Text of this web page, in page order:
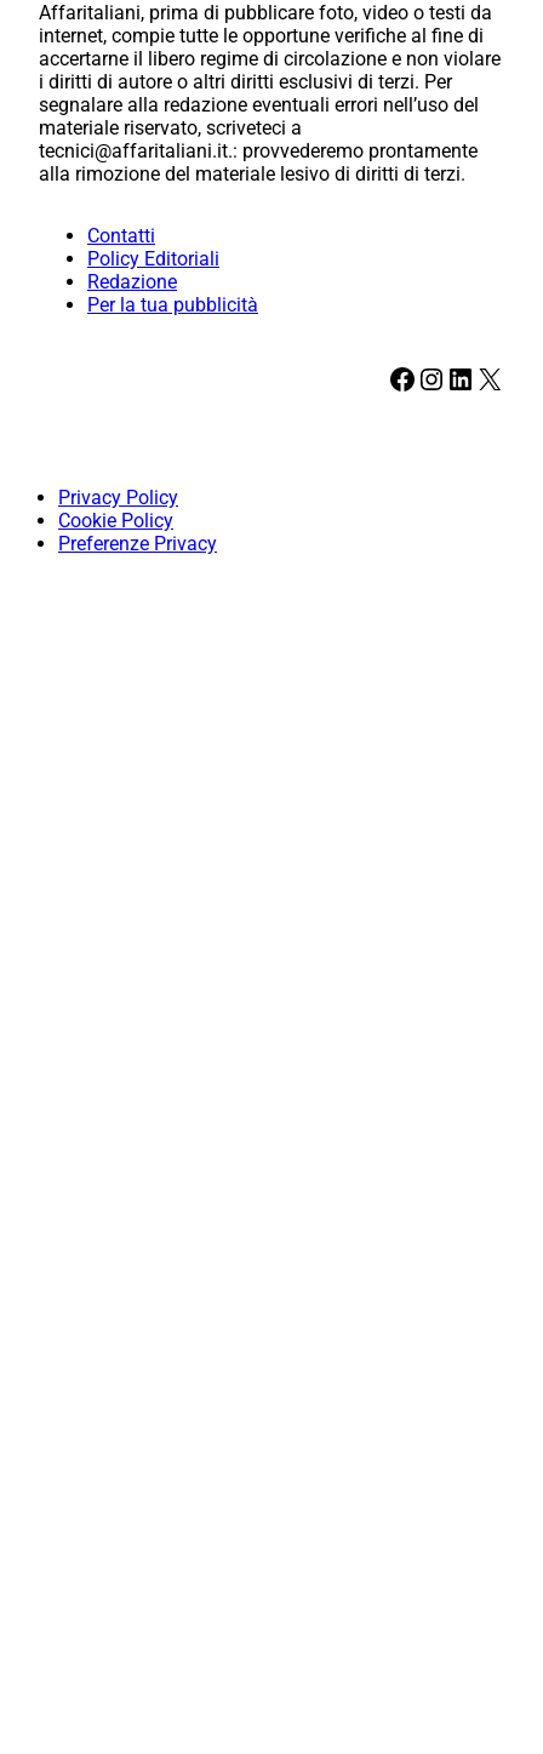
Affaritaliani, prima di pubblicare foto, video o testi da
internet, compie tutte le opportune verifiche al fine di
accertarne il libero regime di circolazione e non violare
i diritti di autore o altri diritti esclusivi di terzi. Per
segnalare alla redazione eventuali errori nell’uso del
materiale riservato, scriveteci a
tecnici@affaritaliani.it.: provvederemo prontamente
alla rimozione del materiale lesivo di diritti di terzi.
Contatti
Policy Editoriali
Redazione
Per la tua pubblicità
Facebook Instagram LinkedIn X
Privacy Policy
Cookie Policy
Preferenze Privacy